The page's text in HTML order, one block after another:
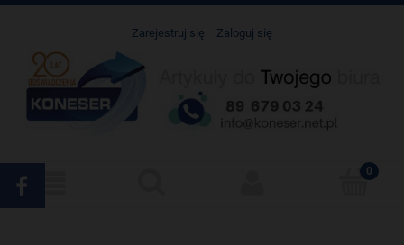
Zarejestruj się Zaloguj się